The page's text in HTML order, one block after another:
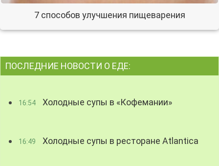
7 способов улучшения пищеварения
ПОСЛЕДНИЕ НОВОСТИ О ЕДЕ:
16:54 Холодные супы в «Кофемании»
16:49 Холодные супы в ресторане Atlantica